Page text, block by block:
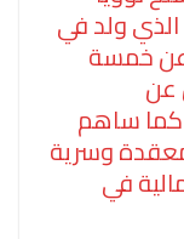
الذي ولد في
وتوفي في عام 2021 عن خمسة
عن
كما ساهم
وسرية
في